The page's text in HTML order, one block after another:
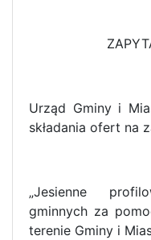
Urząd Gminy i
składania ofert na
„Jesienne
gminnych za
terenie Gminy i